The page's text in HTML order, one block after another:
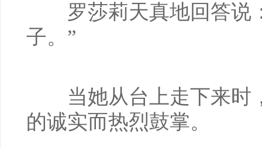
罗莎莉天真地回答说
子。”
当她从台上走下来时
的诚实而热烈鼓掌。